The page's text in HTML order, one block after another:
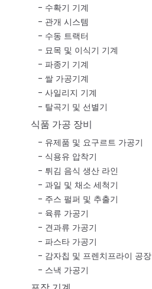
수확기 기계
관개 시스템
수동 트랙터
묘목 및 이식기 기계
파종기 기계
쌀 가공기계
사일리지 기계
탈곡기 및 선별기
식품 가공 장비
유제품 및 요구르트 가공기
식용유 압착기
튀김 음식 생산 라인
과일 및 채소 세척기
주스 펄퍼 및 추출기
육류 가공기
견과류 가공기
파스타 가공기
감자칩 및 프렌치프라이 공장
스낵 가공기